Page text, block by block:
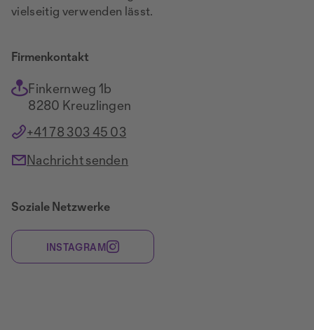
vielseitig verwenden lässt.
Firmenkontakt
Finkernweg 1b
8280 Kreuzlingen
+41 78 303 45 03
Nachricht senden
Soziale Netzwerke
INSTAGRAM